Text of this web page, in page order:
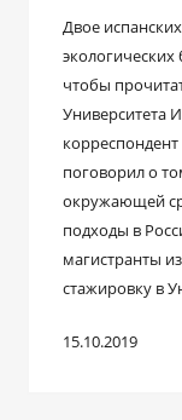
Двое
чтобы
Университета
корреспондент
поговорил о
окружающей
подходы в
магистранты
стажировку в
15.10.2019